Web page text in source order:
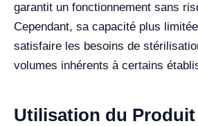
garantit un fonctionnement sans
Cependant, sa capacité plus
satisfaire les besoins de
volumes inhérents à certains
Utilisation du